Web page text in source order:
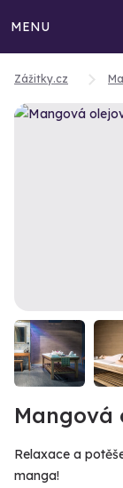
MENU
Zážitky.cz
Mangová
Relaxace a
manga!